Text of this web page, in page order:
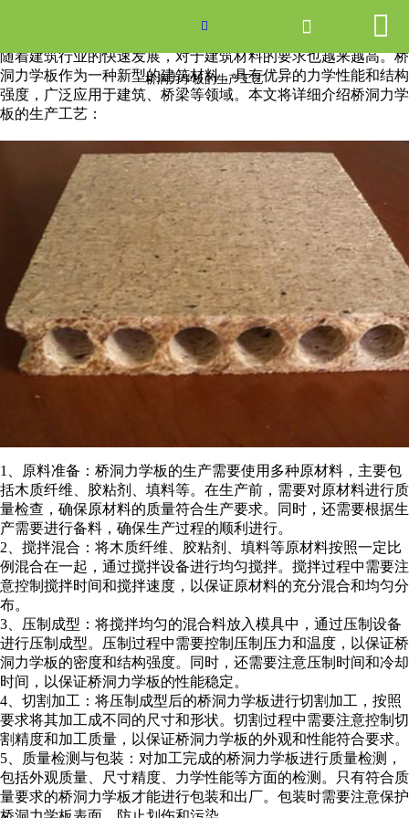
网站首页
产品中心
关于爱游戏ayx体育
走进爱游戏ayx体育
联系我们

桥洞力学板的生产工艺
 
桥洞力学板的生产工艺
随着建筑行业的快速发展，对于建筑材料的要求也越来越高。桥
洞力学板作为一种新型的建筑材料，具有优异的力学性能和结构
强度，广泛应用于建筑、桥梁等领域。本文将详细介绍桥洞力学
板的生产工艺：
1、原料准备：桥洞力学板的生产需要使用多种原材料，主要包
括木质纤维、胶粘剂、填料等。在生产前，需要对原材料进行质
量检查，确保原材料的质量符合生产要求。同时，还需要根据生
产需要进行备料，确保生产过程的顺利进行。
2、搅拌混合：将木质纤维、胶粘剂、填料等原材料按照一定比
例混合在一起，通过搅拌设备进行均匀搅拌。搅拌过程中需要注
意控制搅拌时间和搅拌速度，以保证原材料的充分混合和均匀分
布。
3、压制成型：将搅拌均匀的混合料放入模具中，通过压制设备
进行压制成型。压制过程中需要控制压制压力和温度，以保证桥
洞力学板的密度和结构强度。同时，还需要注意压制时间和冷却
时间，以保证桥洞力学板的性能稳定。
4、切割加工：将压制成型后的桥洞力学板进行切割加工，按照
要求将其加工成不同的尺寸和形状。切割过程中需要注意控制切
割精度和加工质量，以保证桥洞力学板的外观和性能符合要求。
5、质量检测与包装：对加工完成的桥洞力学板进行质量检测，
包括外观质量、尺寸精度、力学性能等方面的检测。只有符合质
量要求的桥洞力学板才能进行包装和出厂。包装时需要注意保护